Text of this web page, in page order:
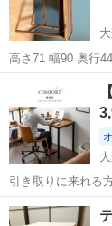
高さ71 幅90
引き取りに来れる
越しになったため
楽だと口コミがあった商品でした！
東京 大田区